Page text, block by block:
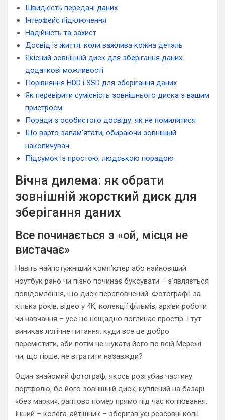
Швидкість передачі даних
Інтерфейс підключення
Надійність та захист
Досвід із життя: коли важлива кожна деталь
Якісний зовнішній диск для зберігання даних:
додаткові можливості
Порівняння HDD і SSD для зберігання даних
Як перевірити сумісність зовнішнього диска з вашим
пристроєм
Поради з особистого досвіду: як не помилитися
Що варто запам’ятати, обираючи зовнішній
накопичувач
Підсумок із простою, людською порадою
Вічна дилема: як обрати
зовнішній жорсткий диск для
зберігання даних
Все починається з «ой, місця не
вистачає»
Навіть найпотужніший комп’ютер або найновіший
ноутбук рано чи пізно починає буксувати – з’являється
повідомлення, що диск переповнений. Фотографії за
кілька років, відео у 4K, колекції фільмів, архіви роботи
чи навчання – усе це нещадно поглинає простір. І тут
виникає логічне питання: куди все це добро
перемістити, аби потім не шукати його по всій Мережі
чи, що гірше, не втратити назавжди?
Один знайомий фотограф, якось розгубив частину
портфоліо, бо його зовнішній диск, куплений на базарі
«без марки», раптово помер прямо під час копіювання.
Інший – колега-айтішник – зберігав усі резервні копії